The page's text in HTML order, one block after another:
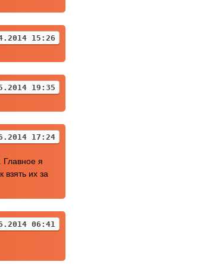
15:26
19:35
17:24
Главное я
их за
06:41